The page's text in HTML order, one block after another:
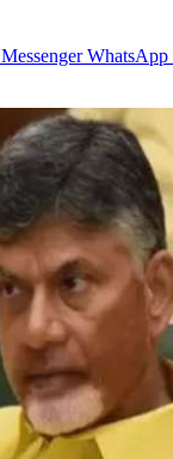
Messenger WhatsApp